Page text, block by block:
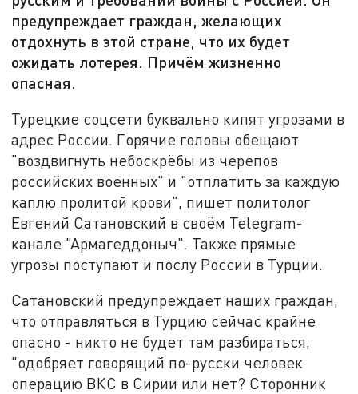
предупреждает граждан, желающих
отдохнуть в этой стране, что их будет
ожидать лотерея. Причём жизненно
опасная.
Турецкие соцсети буквально кипят угрозами в
адрес России. Горячие головы обещают
"воздвигнуть небоскрёбы из черепов
российских военных" и "отплатить за каждую
каплю пролитой крови", пишет политолог
Евгений Сатановский в своём Telegram-
канале "Армагеддоныч". Также прямые
угрозы поступают и послу России в Турции.
Сатановский предупреждает наших граждан,
что отправляться в Турцию сейчас крайне
опасно - никто не будет там разбираться,
"одобряет говорящий по-русски человек
операцию ВКС в Сирии или нет? Сторонник